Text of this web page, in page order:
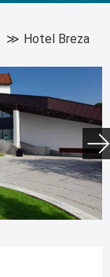
Hotel Breza